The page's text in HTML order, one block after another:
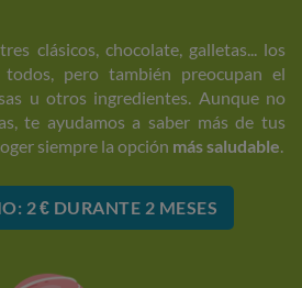
clásicos, chocolate, galletas... los
pero también preocupan el
u otros ingredientes. Aunque no
te ayudamos a saber más de tus
siempre la opción más saludable.
2 € DURANTE 2 MESES